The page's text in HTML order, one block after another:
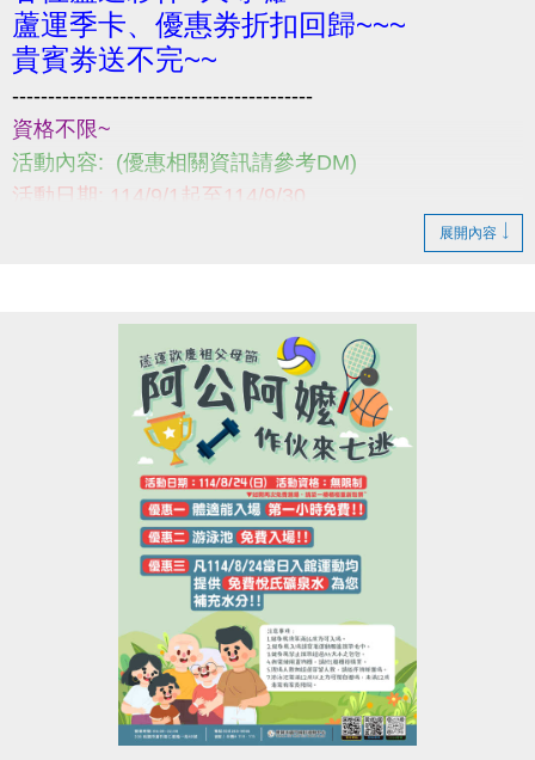
蘆運季卡、優惠劵折扣回歸~~~
貴賓劵送不完~~
------------------------------------------
資格不限~
活動內容: (優惠相關資訊請參考DM)
活動日期: 114/9/1起至114/9/30
若有相關問題，請不吝撥打03-2639066 #121、301!
展開內容